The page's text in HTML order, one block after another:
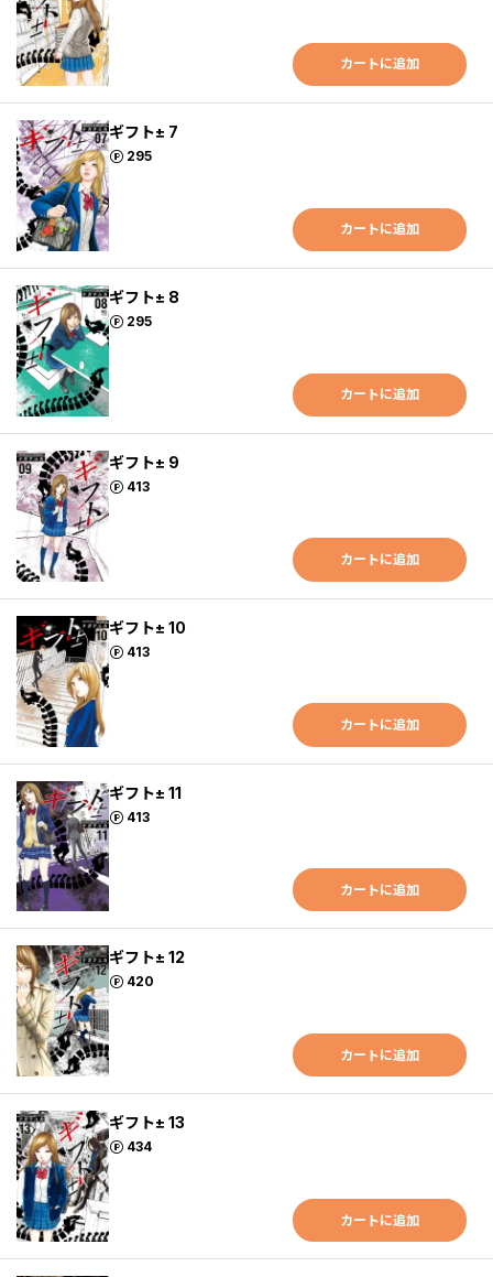
カートに追加
ギフト± 7
295
ポイント
カートに追加
ギフト± 8
295
ポイント
カートに追加
ギフト± 9
413
ポイント
カートに追加
ギフト± 10
413
ポイント
カートに追加
ギフト± 11
413
ポイント
カートに追加
ギフト± 12
420
ポイント
カートに追加
ギフト± 13
434
ポイント
カートに追加